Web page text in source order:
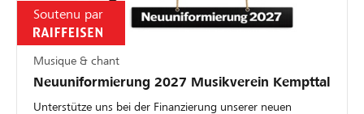
Soutenu par
Musique & chant
Neuuniformierung 2027 Musikverein Kempttal
Unterstütze uns bei der Finanzierung unserer neuen